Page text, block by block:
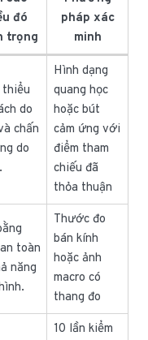
đó
trọng
pháp xác
minh
thiểu
do
chấn
do
Hình dạng
quang học
hoặc bút
cảm ứng với
điểm tham
chiếu đã
thỏa thuận
toàn
năng
Thước đo
bán kính
hoặc ảnh
macro có
thang đo
10 lần kiểm